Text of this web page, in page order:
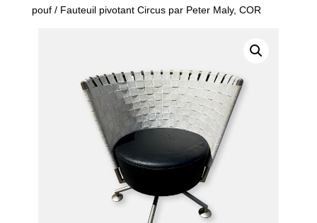
pouf/ Fauteuil pivotant Circus par Peter Maly, COR